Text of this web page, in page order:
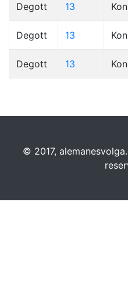
Degott 13
Degott 13
Degott 13
© 2017,